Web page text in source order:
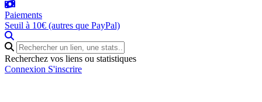
Paiements
Seuil à 10€ (autres que PayPal)
Recherchez vos liens ou statistiques
Connexion S'inscrire